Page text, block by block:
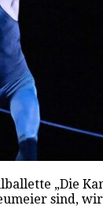
„Die
sind,